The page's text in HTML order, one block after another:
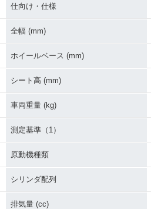
仕向け・仕様
全幅 (mm)
ホイールベース (mm)
シート高 (mm)
車両重量 (kg)
測定基準（1）
原動機種類
シリンダ配列
排気量 (cc)